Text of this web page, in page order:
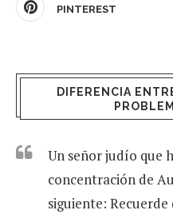
PINTEREST
DIFERENCIA
Un señor judío que
concentración de
siguiente: